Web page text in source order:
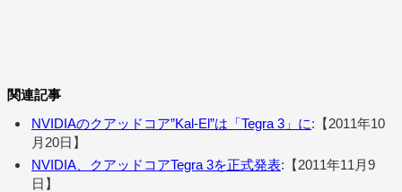
関連記事
NVIDIAのクアッドコア”Kal-El”は「Tegra 3」に:【2011年10
月20日】
NVIDIA、クアッドコアTegra 3を正式発表:【2011年11月9
日】